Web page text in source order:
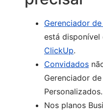
Gerenciador
está disponível
ClickUp.
Convidados
Gerenciador
Personalizados.
Nos planos